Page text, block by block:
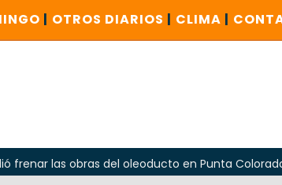
| OTROS DIARIOS | CLIMA |
obras del oleoducto en Punta Colorada